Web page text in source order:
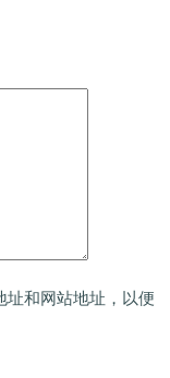
址和网站地址，以便